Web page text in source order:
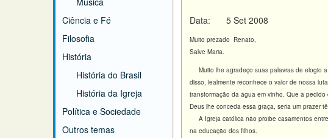
Ciência e Fé
Filosofia
História
História do Brasil
História da Igreja
Política e Sociedade
Outros temas
Data: 5 Set 2008
Muito prezado Renato,
Salve Maria.
Muito lhe agradeço suas palavras de elogio
disso, lealmente reconhece o valor de nossa
transformação da água em vinho. Que a
Deus lhe conceda essa graça, seria um prazer
A Igreja católica não proibe casamentos
na educação dos filhos.